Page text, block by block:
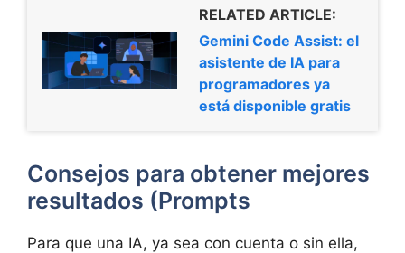
RELATED ARTICLE:
Gemini Code Assist: el
asistente de IA para
programadores ya
está disponible gratis
Consejos para obtener mejores
resultados (Prompts
Para que una IA, ya sea con cuenta o sin ella,